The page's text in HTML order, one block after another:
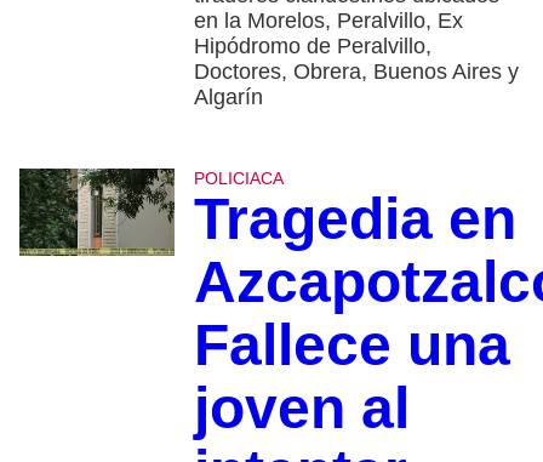
en la Morelos, Peralvillo, Ex
Hipódromo de Peralvillo,
Doctores, Obrera, Buenos Aires y
Algarín
POLICIACA
Tragedia en
Fallece una
joven al